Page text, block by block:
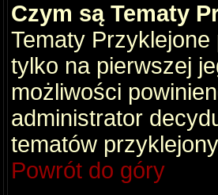
Czym są Tematy
Tematy Przyklejone
tylko na pierwszej
możliwości
administrator
tematów
Powrót do góry